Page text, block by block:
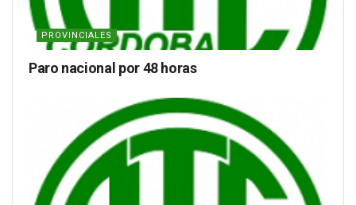
PROVINCIALES
Paro nacional por 48 horas